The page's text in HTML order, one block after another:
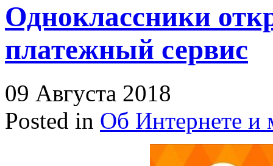
Одноклассники
платежный сервис
09 Августа 2018
Posted in Об Интернете и